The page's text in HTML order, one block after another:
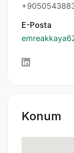
E-Posta
Konum